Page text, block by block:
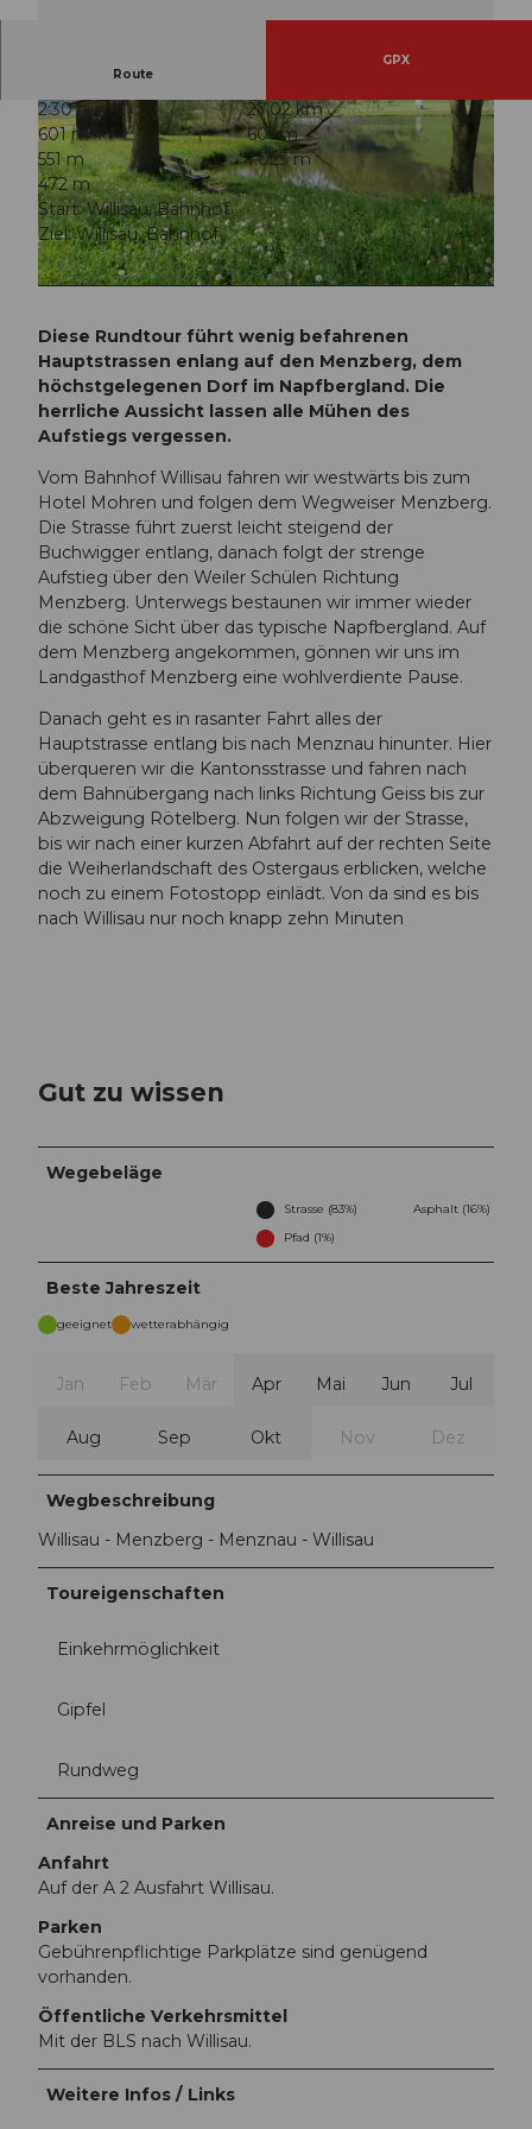
© Priska Ziswiler, Willisau Tourismus
Route
GPX
2:30 h
27,02 km
601 m
601 m
551 m
1.023 m
472 m
Start: Willisau, Bahnhof
Ziel: Willisau, Bahnhof
Diese Rundtour führt wenig befahrenen
Hauptstrassen enlang auf den Menzberg, dem
höchstgelegenen Dorf im Napfbergland. Die
herrliche Aussicht lassen alle Mühen des
Aufstiegs vergessen.
Vom Bahnhof Willisau fahren wir westwärts bis zum
Hotel Mohren und folgen dem Wegweiser Menzberg.
Die Strasse führt zuerst leicht steigend der
Buchwigger entlang, danach folgt der strenge
Aufstieg über den Weiler Schülen Richtung
Menzberg. Unterwegs bestaunen wir immer wieder
die schöne Sicht über das typische Napfbergland. Auf
dem Menzberg angekommen, gönnen wir uns im
Landgasthof Menzberg eine wohlverdiente Pause.
Danach geht es in rasanter Fahrt alles der
Hauptstrasse entlang bis nach Menznau hinunter. Hier
überqueren wir die Kantonsstrasse und fahren nach
dem Bahnübergang nach links Richtung Geiss bis zur
Abzweigung Rötelberg. Nun folgen wir der Strasse,
bis wir nach einer kurzen Abfahrt auf der rechten Seite
die Weiherlandschaft des Ostergaus erblicken, welche
noch zu einem Fotostopp einlädt. Von da sind es bis
nach Willisau nur noch knapp zehn Minuten
Gut zu wissen
Wegebeläge
Strasse (83%)
Asphalt (16%)
Pfad (1%)
Beste Jahreszeit
geeignet wetterabhängig
Jan Feb Mär Apr Mai Jun Jul
Aug Sep Okt Nov Dez
Wegbeschreibung
Willisau - Menzberg - Menznau - Willisau
Toureigenschaften
Einkehrmöglichkeit
Gipfel
Rundweg
Anreise und Parken
Anfahrt
Auf der A 2 Ausfahrt Willisau.
Parken
Gebührenpflichtige Parkplätze sind genügend
vorhanden.
Öffentliche Verkehrsmittel
Mit der BLS nach Willisau.
Weitere Infos / Links